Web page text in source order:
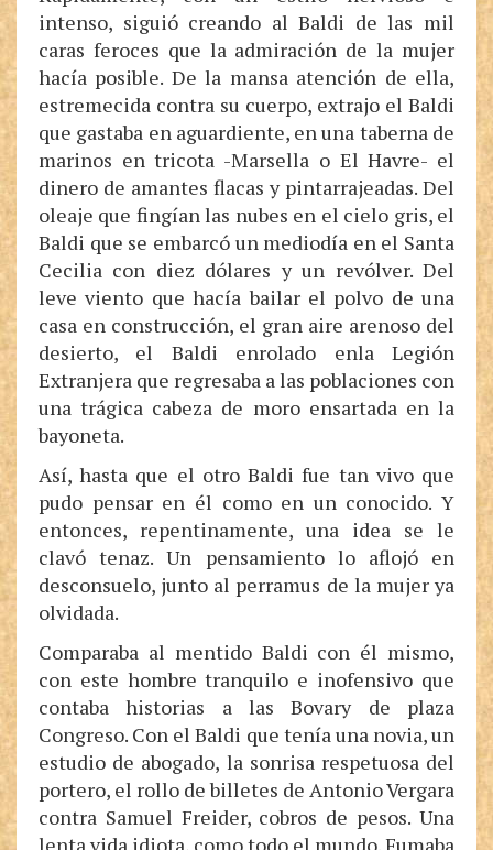
intenso, siguió creando al Baldi de las mil
caras feroces que la admiración de la mujer
hacía posible. De la mansa atención de ella,
estremecida contra su cuerpo, extrajo el Baldi
que gastaba en aguardiente, en una taberna de
marinos en tricota -Marsella o El Havre- el
dinero de amantes flacas y pintarrajeadas. Del
oleaje que fingían las nubes en el cielo gris, el
Baldi que se embarcó un mediodía en el Santa
Cecilia con diez dólares y un revólver. Del
leve viento que hacía bailar el polvo de una
casa en construcción, el gran aire arenoso del
desierto, el Baldi enrolado enla Legión
Extranjera que regresaba a las poblaciones con
una trágica cabeza de moro ensartada en la
bayoneta.
Así, hasta que el otro Baldi fue tan vivo que
pudo pensar en él como en un conocido. Y
entonces, repentinamente, una idea se le
clavó tenaz. Un pensamiento lo aflojó en
desconsuelo, junto al perramus de la mujer ya
olvidada.
Comparaba al mentido Baldi con él mismo,
con este hombre tranquilo e inofensivo que
contaba historias a las Bovary de plaza
Congreso. Con el Baldi que tenía una novia, un
estudio de abogado, la sonrisa respetuosa del
portero, el rollo de billetes de Antonio Vergara
contra Samuel Freider, cobros de pesos. Una
lenta vida idiota, como todo el mundo. Fumaba